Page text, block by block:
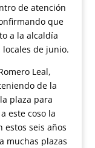
de atención
que
a la alcaldía
de junio.
Leal,
de la
plaza para
este coso la
estos seis años
muchas plazas